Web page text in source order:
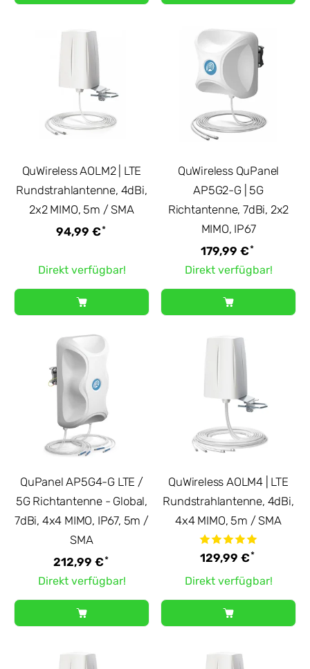
QuWireless AOLM2 | LTE
Rundstrahlantenne, 4dBi,
2x2 MIMO, 5m / SMA
94,99 €*
Direkt verfügbar!
QuWireless QuPanel
AP5G2-G | 5G
Richtantenne, 7dBi, 2x2
MIMO, IP67
179,99 €*
Direkt verfügbar!
QuPanel AP5G4-G LTE /
5G Richtantenne - Global,
7dBi, 4x4 MIMO, IP67, 5m /
SMA
212,99 €*
Direkt verfügbar!
QuWireless AOLM4 | LTE
Rundstrahlantenne, 4dBi,
4x4 MIMO, 5m / SMA
129,99 €*
Direkt verfügbar!